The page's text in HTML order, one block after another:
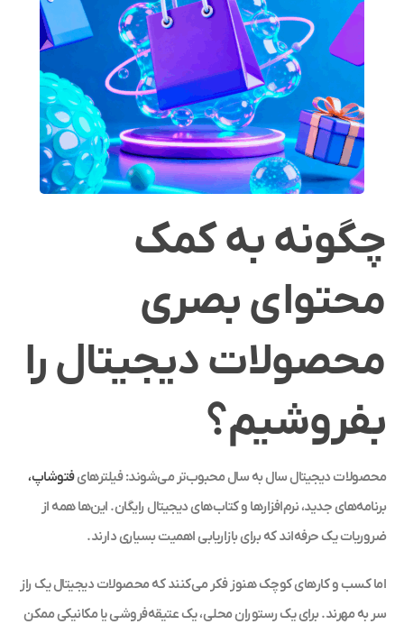
چگونه به کمک
محتوای بصری
محصولات دیجیتال را
بفروشیم؟
محصولات دیجیتال سال به سال محبوب‌تر می‌شوند: فیلترهایفتوشاپ،
برنامه‌های جدید، نرم‌افزارها و کتاب‌های دیجیتال رایگان. این‌ها همه از
ضروریات یک حرفه‌اند که برای بازاریابی اهمیت بسیاری دارند.
اما کسب ‌و کارهای کوچک هنوز فکر می‌کنند که محصولات دیجیتال یک راز
سر به مهرند. برای یک رستوران محلی، یک عتیقه‌فروشی یا مکانیکی ممکن